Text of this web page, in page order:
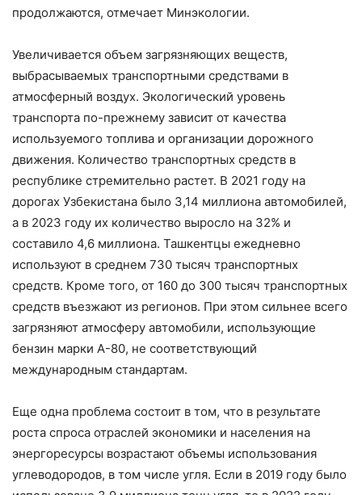
продолжаются, отмечает Минэкологии.
Увеличивается объем загрязняющих веществ,
выбрасываемых транспортными средствами в
атмосферный воздух. Экологический уровень
транспорта по-прежнему зависит от качества
используемого топлива и организации дорожного
движения. Количество транспортных средств в
республике стремительно растет. В 2021 году на
дорогах Узбекистана было 3,14 миллиона автомобилей,
а в 2023 году их количество выросло на 32% и
составило 4,6 миллиона. Ташкентцы ежедневно
используют в среднем 730 тысяч транспортных
средств. Кроме того, от 160 до 300 тысяч транспортных
средств въезжают из регионов. При этом сильнее всего
загрязняют атмосферу автомобили, использующие
бензин марки А-80, не соответствующий
международным стандартам.
Еще одна проблема состоит в том, что в результате
роста спроса отраслей экономики и населения на
энергоресурсы возрастают объемы использования
углеводородов, в том числе угля. Если в 2019 году было